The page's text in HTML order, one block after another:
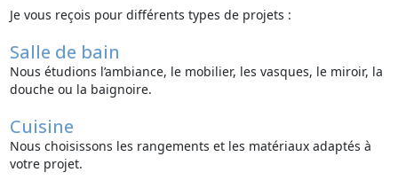
Je vous reçois pour différents types de projets :
Salle de bain
Nous étudions l’ambiance, le mobilier, les vasques, le miroir, la
douche ou la baignoire.
Cuisine
Nous choisissons les rangements et les matériaux adaptés à
votre projet.